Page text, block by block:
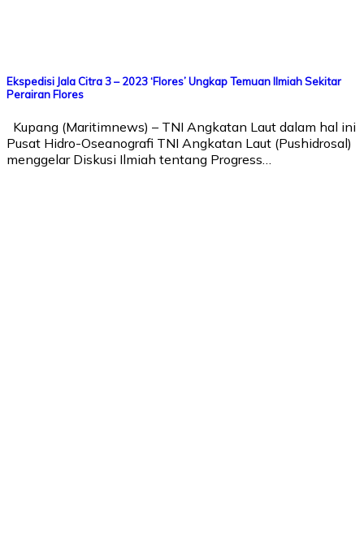
Ekspedisi Jala Citra 3 – 2023 ‘Flores’ Ungkap Temuan Ilmiah Sekitar
Perairan Flores
Kupang (Maritimnews) – TNI Angkatan Laut dalam hal ini
Pusat Hidro-Oseanografi TNI Angkatan Laut (Pushidrosal)
menggelar Diskusi Ilmiah tentang Progress…